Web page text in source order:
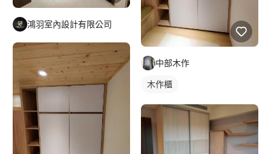
鴻羽室內設計有限公司
中部木作
木作櫃